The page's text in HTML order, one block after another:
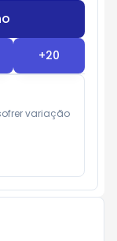
+20
variação